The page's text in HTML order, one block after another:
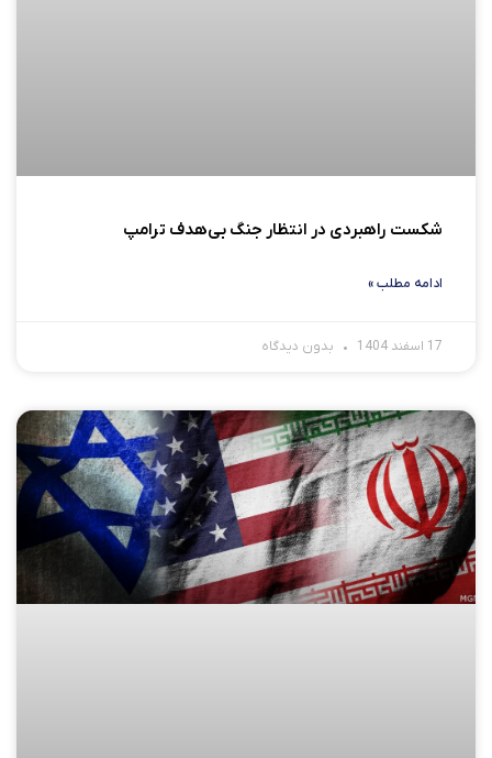
شکست راهبردی در انتظار جنگ بی‌هدف ترامپ
ادامه مطلب »
17 اسفند 1404 بدون دیدگاه